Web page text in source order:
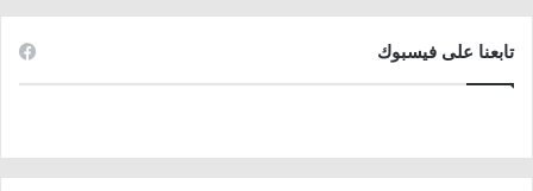
تابعنا على فيسبوك